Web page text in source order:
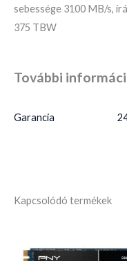
sebessége 3100 MB/s,
375 TBW
További
Garancia
Kapcsolódó termékek